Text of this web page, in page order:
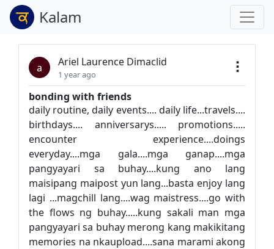
Kalam
a Ariel Laurence Dimaclid
1 year ago
bonding with friends
daily routine, daily events.... daily life...travels....
birthdays.... anniversarys..... promotions.....
encounter experience....doings
everyday....mga gala....mga ganap....mga
pangyayari sa buhay....kung ano lang
maisipang maipost yun lang...basta enjoy lang
lagi ...magchill lang....wag maistress....go with
the flows ng buhay.....kung sakali man mga
pangyayari sa buhay merong kang makikitang
memories na nkaupload....sana marami akong